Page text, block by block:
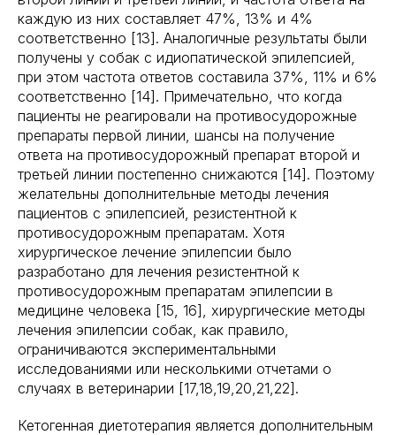
каждую из них составляет 47%, 13% и 4%
соответственно [13]. Аналогичные результаты были
получены у собак с идиопатической эпилепсией,
при этом частота ответов составила 37%, 11% и 6%
соответственно [14]. Примечательно, что когда
пациенты не реагировали на противосудорожные
препараты первой линии, шансы на получение
ответа на противосудорожный препарат второй и
третьей линии постепенно снижаются [14]. Поэтому
желательны дополнительные методы лечения
пациентов с эпилепсией, резистентной к
противосудорожным препаратам. Хотя
хирургическое лечение эпилепсии было
разработано для лечения резистентной к
противосудорожным препаратам эпилепсии в
медицине человека [15, 16], хирургические методы
лечения эпилепсии собак, как правило,
ограничиваются экспериментальными
исследованиями или несколькими отчетами о
случаях в ветеринарии [17,18,19,20,21,22].
Кетогенная диетотерапия является дополнительным